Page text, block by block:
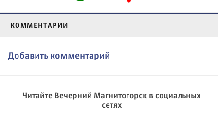
КОММЕНТАРИИ
Добавить комментарий
Читайте Вечерний Магнитогорск в социальных
сетях